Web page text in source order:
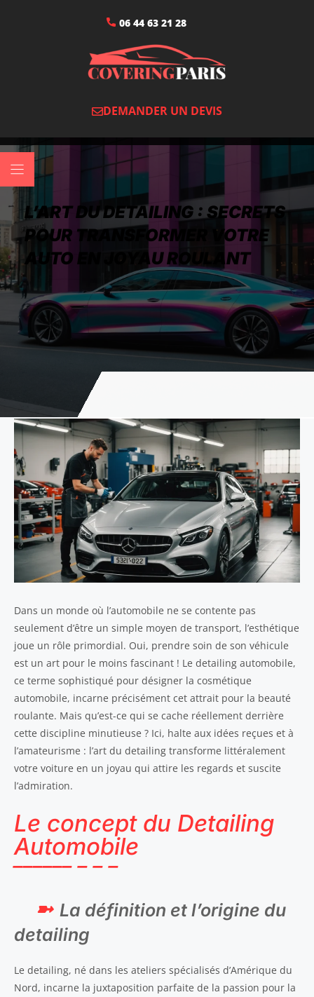
06 44 63 21 28
DEMANDER UN DEVIS
L’ART DU DETAILING : SECRETS
POUR TRANSFORMER VOTRE
AUTO EN JOYAU ROULANT
Dans un monde où l’automobile ne se contente pas
seulement d’être un simple moyen de transport, l’esthétique
joue un rôle primordial. Oui, prendre soin de son véhicule
est un art pour le moins fascinant ! Le detailing automobile,
ce terme sophistiqué pour désigner la cosmétique
automobile, incarne précisément cet attrait pour la beauté
roulante. Mais qu’est-ce qui se cache réellement derrière
cette discipline minutieuse ? Ici, halte aux idées reçues et à
l’amateurisme : l’art du detailing transforme littéralement
votre voiture en un joyau qui attire les regards et suscite
l’admiration.
Le concept du Detailing
Automobile
La définition et l’origine du
detailing
Le detailing, né dans les ateliers spécialisés d’Amérique du
Nord, incarne la juxtaposition parfaite de la passion pour la